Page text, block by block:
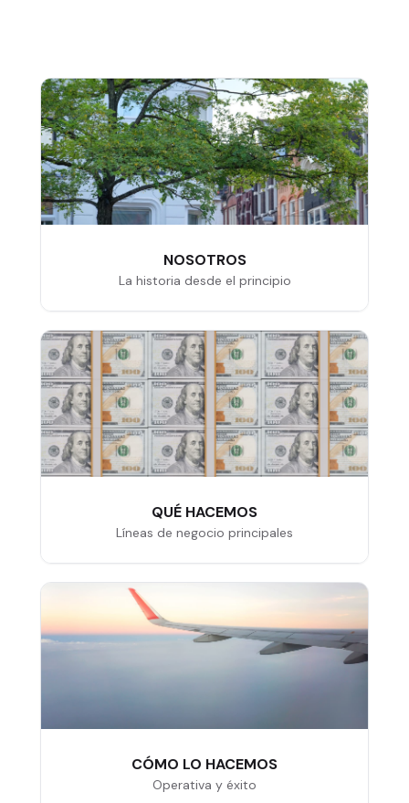
NOSOTROS
La historia desde el principio
QUÉ HACEMOS
Líneas de negocio principales
CÓMO LO HACEMOS
Operativa y éxito